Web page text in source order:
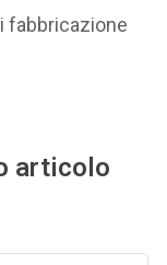
fabbricazione
articolo